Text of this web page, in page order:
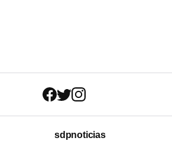
sdpnoticias